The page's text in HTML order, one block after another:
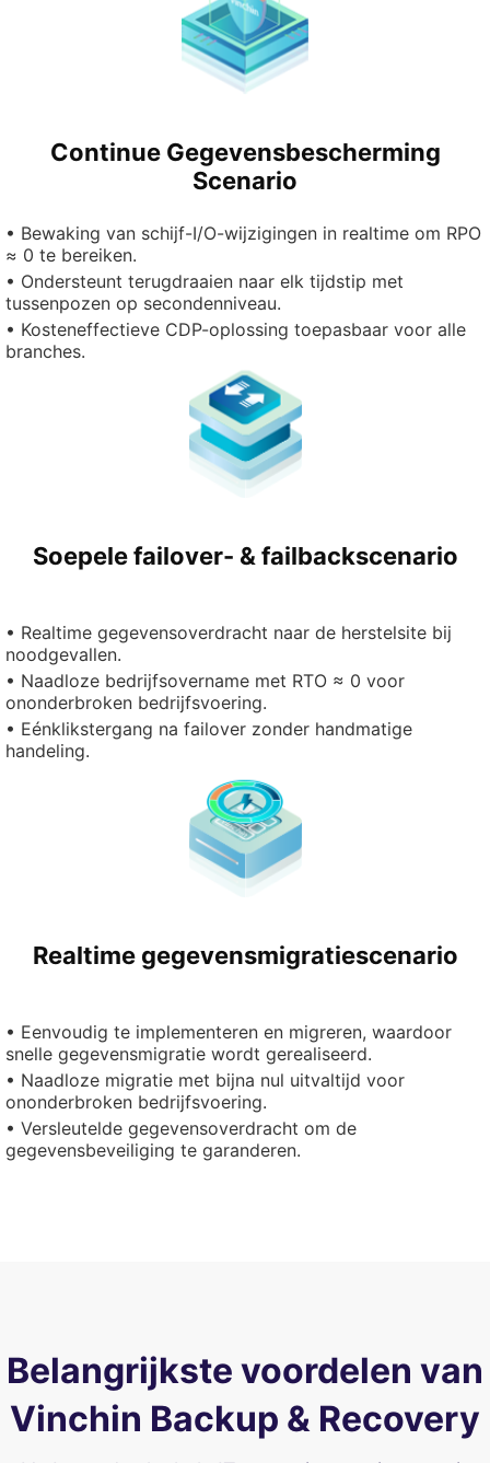
Continue Gegevensbescherming
Scenario
• Bewaking van schijf-I/O-wijzigingen in realtime om RPO
≈ 0 te bereiken.
• Ondersteunt terugdraaien naar elk tijdstip met
tussenpozen op secondenniveau.
• Kosteneffectieve CDP-oplossing toepasbaar voor alle
branches.
Soepele failover- & failbackscenario
• Realtime gegevensoverdracht naar de herstelsite bij
noodgevallen.
• Naadloze bedrijfsovername met RTO ≈ 0 voor
ononderbroken bedrijfsvoering.
• Eénklikstergang na failover zonder handmatige
handeling.
Realtime gegevensmigratiescenario
• Eenvoudig te implementeren en migreren, waardoor
snelle gegevensmigratie wordt gerealiseerd.
• Naadloze migratie met bijna nul uitvaltijd voor
ononderbroken bedrijfsvoering.
• Versleutelde gegevensoverdracht om de
gegevensbeveiliging te garanderen.
Belangrijkste voordelen van
Vinchin Backup & Recovery